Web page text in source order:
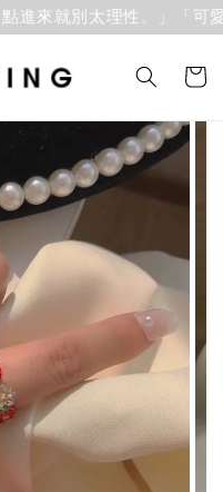
進來就別太理性。」「可愛